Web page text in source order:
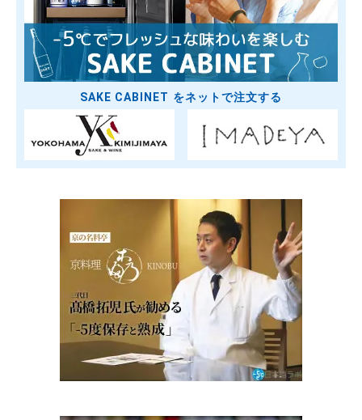
SAKE CABINET をネットで注文する